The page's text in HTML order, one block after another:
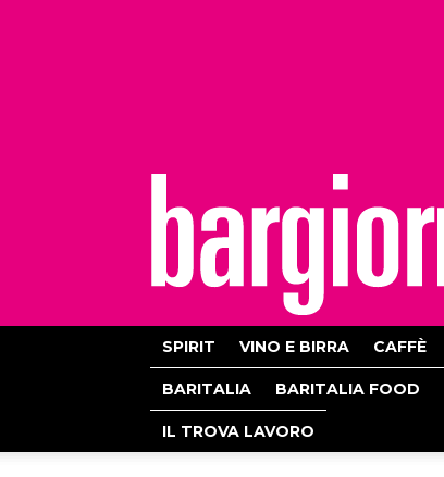
SPIRIT VINO E BIRRA CAFFÈ
BARITALIA BARITALIA FOOD
IL TROVA LAVORO